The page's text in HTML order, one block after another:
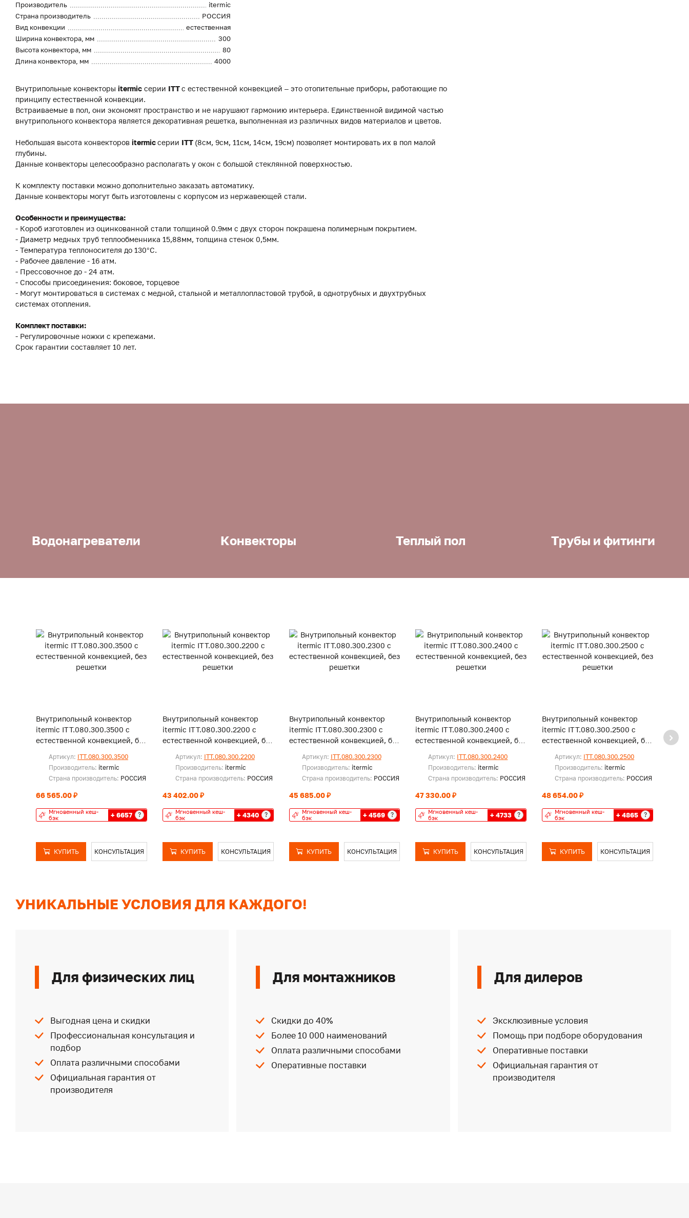
Производитель
itermic
Страна производитель
РОССИЯ
Вид конвекции
естественная
Ширина конвектора, мм
300
Высота конвектора, мм
80
Длина конвектора, мм
4000
Внутрипольные конвекторы itermic серии ITTс естественной конвекцией – это отопительные приборы, работающие по
принципу естественной конвекции.
Встраиваемые в пол, они экономят пространство и не нарушают гармонию интерьера. Единственной видимой частью
внутрипольного конвектора является декоративная решетка, выполненная из различных видов материалов и цветов.
Небольшая высота конвекторов itermicсерии ITT (8см, 9см, 11см, 14см, 19см) позволяет монтировать их в пол малой
глубины.
Данные конвекторы целесообразно располагать у окон с большой стеклянной поверхностью.
К комплекту поставки можно дополнительно заказать автоматику.
Данные конвекторы могут быть изготовлены с корпусом из нержавеющей стали.
Особенности и преимущества:
- Короб изготовлен из оцинкованной стали толщиной 0.9мм с двух сторон покрашена полимерным покрытием.
- Диаметр медных труб теплообменника 15,88мм, толщина стенок 0,5мм.
- Температура теплоносителя до 130°C.
- Рабочее давление - 16 атм.
- Прессовочное до - 24 атм.
- Способы присоединения: боковое, торцевое
- Могут монтироваться в системах с медной, стальной и металлопластовой трубой, в однотрубных и двухтрубных
системах отопления.
Комплект поставки:
- Регулировочные ножки с крепежами.
Срок гарантии составляет 10 лет.
Водонагреватели Конвекторы Теплый пол Трубы и фитинги
Внутрипольный конвектор
itermic ITT.080.300.3500 с
естественной конвекцией, без
Артикул: ITT.080.300.3500
Производитель: itermic
Страна производитель: РОССИЯ
66 565.00 ₽
Мгновенный кеш-
бэк
+ 6657 ?
КУПИТЬ КОНСУЛЬТАЦИЯ
Внутрипольный конвектор
itermic ITT.080.300.2200 с
естественной конвекцией, без
Артикул: ITT.080.300.2200
Производитель: itermic
Страна производитель: РОССИЯ
43 402.00 ₽
Мгновенный кеш-
бэк
+ 4340 ?
КУПИТЬ КОНСУЛЬТАЦИЯ
Внутрипольный конвектор
itermic ITT.080.300.2300 с
естественной конвекцией, без
Артикул: ITT.080.300.2300
Производитель: itermic
Страна производитель: РОССИЯ
45 685.00 ₽
Мгновенный кеш-
бэк
+ 4569 ?
КУПИТЬ КОНСУЛЬТАЦИЯ
Внутрипольный конвектор
itermic ITT.080.300.2400 с
естественной конвекцией, без
Артикул: ITT.080.300.2400
Производитель: itermic
Страна производитель: РОССИЯ
47 330.00 ₽
Мгновенный кеш-
бэк
+ 4733 ?
КУПИТЬ КОНСУЛЬТАЦИЯ
Внутрипольный конвектор
itermic ITT.080.300.2500 с
естественной конвекцией, без
Артикул: ITT.080.300.2500
Производитель: itermic
Страна производитель: РОССИЯ
48 654.00 ₽
Мгновенный кеш-
бэк
+ 4865 ?
КУПИТЬ КОНСУЛЬТАЦИЯ
УНИКАЛЬНЫЕ УСЛОВИЯ ДЛЯ КАЖДОГО!
Для физических лиц
Выгодная цена и скидки
Профессиональная консультация и
подбор
Оплата различными способами
Официальная гарантия от
производителя
Для монтажников
Скидки до 40%
Более 10 000 наименований
Оплата различными способами
Оперативные поставки
Для дилеров
Эксклюзивные условия
Помощь при подборе оборудования
Оперативные поставки
Официальная гарантия от
производителя